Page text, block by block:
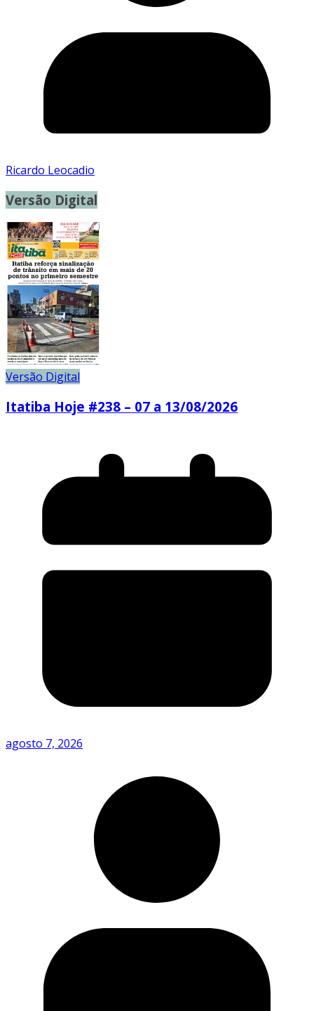
Ricardo Leocadio
Versão Digital
Versão Digital
Itatiba Hoje #238 – 07 a 13/08/2026
agosto 7, 2026